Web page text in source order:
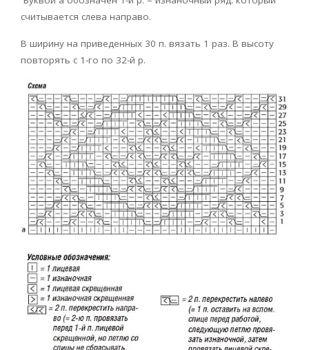
считывается слева направо.
В ширину на приведенных 30 п. вязать 1 раз. В высоту
повторять с 1-го по 32-й р.